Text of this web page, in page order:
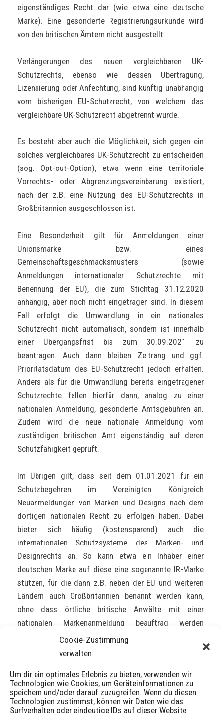
Cookie-Zustimmung
verwalten
Um dir ein optimales Erlebnis zu bieten, verwenden wir
Technologien wie Cookies, um Geräteinformationen zu
speichern und/oder darauf zuzugreifen. Wenn du diesen
Technologien zustimmst, können wir Daten wie das
Surfverhalten oder eindeutige IDs auf dieser Website
eigenständiges Recht dar (wie etwa eine deutsche
Marke). Eine gesonderte Registrierungsurkunde wird
von den britischen Ämtern nicht ausgestellt.
Verlängerungen des neuen vergleichbaren UK-
Schutzrechts, ebenso wie dessen Übertragung,
Lizensierung oder Anfechtung, sind künftig unabhängig
vom bisherigen EU-Schutzrecht, von welchem das
vergleichbare UK-Schutzrecht abgetrennt wurde.
Es besteht aber auch die Möglichkeit, sich gegen ein
solches vergleichbares UK-Schutzrecht zu entscheiden
(sog. Opt-out-Option), etwa wenn eine territoriale
Vorrechts- oder Abgrenzungsvereinbarung existiert,
nach der z.B. eine Nutzung des EU-Schutzrechts in
Großbritannien ausgeschlossen ist.
Eine Besonderheit gilt für Anmeldungen einer
Unionsmarke bzw. eines
Gemeinschaftsgeschmacksmusters (sowie
Anmeldungen internationaler Schutzrechte mit
Benennung der EU), die zum Stichtag 31.12.2020
anhängig, aber noch nicht eingetragen sind. In diesem
Fall erfolgt die Umwandlung in ein nationales
Schutzrecht nicht automatisch, sondern ist innerhalb
einer Übergangsfrist bis zum 30.09.2021 zu
beantragen. Auch dann bleiben Zeitrang und ggf.
Prioritätsdatum des EU-Schutzrecht jedoch erhalten.
Anders als für die Umwandlung bereits eingetragener
Schutzrechte fallen hierfür dann, analog zu einer
nationalen Anmeldung, gesonderte Amtsgebühren an.
Zudem wird die neue nationale Anmeldung vom
zuständigen britischen Amt eigenständig auf deren
Schutzfähigkeit geprüft.
Im Übrigen gilt, dass seit dem 01.01.2021 für ein
Schutzbegehren im Vereinigten Königreich
Neuanmeldungen von Marken und Designs nach dem
dortigen nationalen Recht zu erfolgen haben. Dabei
bieten sich häufig (kostensparend) auch die
internationalen Schutzsysteme des Marken- und
Designrechts an. So kann etwa ein Inhaber einer
deutschen Marke auf diese eine sogenannte IR-Marke
stützen, für die dann z.B. neben der EU und weiteren
Ländern auch Großbritannien benannt werden kann,
ohne dass örtliche britische Anwälte mit einer
nationalen Markenanmeldung beauftrag werden
müssten. Hierfür und für sämtliche Fragen im
Zusammenhang mit dem Brexit stehen wir Ihnen gerne
Vorstehende Ausführungen sind nur ein grober
Überblick und erfolgen ohne Gewähr. Sie ersetzen keine